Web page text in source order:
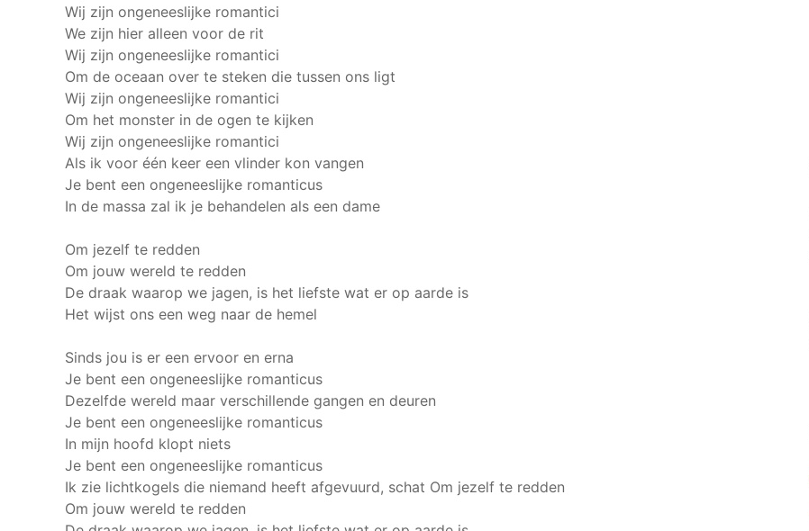
Wij zijn ongeneeslijke romantici
We zijn hier alleen voor de rit
Wij zijn ongeneeslijke romantici
Om de oceaan over te steken die tussen ons ligt
Wij zijn ongeneeslijke romantici
Om het monster in de ogen te kijken
Wij zijn ongeneeslijke romantici
Als ik voor één keer een vlinder kon vangen
Je bent een ongeneeslijke romanticus
In de massa zal ik je behandelen als een dame
Om jezelf te redden
Om jouw wereld te redden
De draak waarop we jagen, is het liefste wat er op aarde is
Het wijst ons een weg naar de hemel
Sinds jou is er een ervoor en erna
Je bent een ongeneeslijke romanticus
Dezelfde wereld maar verschillende gangen en deuren
Je bent een ongeneeslijke romanticus
In mijn hoofd klopt niets
Je bent een ongeneeslijke romanticus
Ik zie lichtkogels die niemand heeft afgevuurd, schat Om jezelf te redden
Om jouw wereld te redden